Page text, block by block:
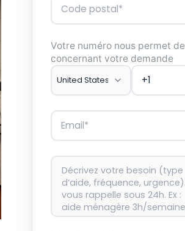
Votre numéro nous permet de
concernant votre demande